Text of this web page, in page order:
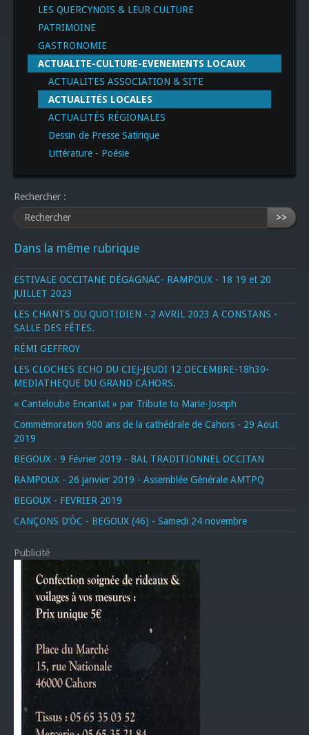
LES QUERCYNOIS & LEUR CULTURE
PATRIMOINE
GASTRONOMIE
ACTUALITE-CULTURE-EVENEMENTS LOCAUX
ACTUALITES ASSOCIATION & SITE
ACTUALITÉS LOCALES
ACTUALITÉS RÉGIONALES
Dessin de Presse Satirique
Littérature - Poésie
Rechercher :
>>
Dans la même rubrique
ESTIVALE OCCITANE DÉGAGNAC- RAMPOUX - 18 19 et 20
JUILLET 2023
LES CHANTS DU QUOTIDIEN - 2 AVRIL 2023 A CONSTANS -
SALLE DES FÊTES.
RÉMI GEFFROY
LES CLOCHES ECHO DU CIEJ-JEUDI 12 DECEMBRE-18h30-
MEDIATHEQUE DU GRAND CAHORS.
« Canteloube Encantat » par Tribute to Marie-Joseph
Commémoration 900 ans de la cathédrale de Cahors - 29 Aout
2019
BEGOUX - 9 Février 2019 - BAL TRADITIONNEL OCCITAN
RAMPOUX - 26 janvier 2019 - Assemblée Générale AMTPQ
BEGOUX - FEVRIER 2019
CANÇONS D’ÒC - BEGOUX (46) - Samedi 24 novembre
Publicité